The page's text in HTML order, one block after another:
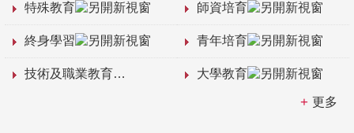
特殊教育 師資培育
終身學習 青年培育
技術及職業教育 大學教育
更多